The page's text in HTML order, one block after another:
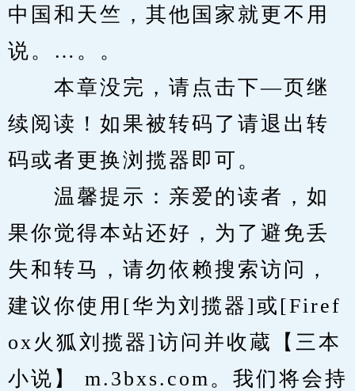
中国和天竺，其他国家就更不用
说。…。。
本章没完，请点击下—页继
续阅读！如果被转码了请退出转
码或者更换浏揽器即可。
温馨提示：亲爱的读者，如
果你觉得本站还好，为了避免丢
失和转马，请勿依赖搜索访问，
建议你使用[华为刘揽器]或[Firef
ox火狐刘揽器]访问并收蔵【三本
小说】 m.3bxs.com。我们将会持